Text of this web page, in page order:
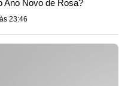
Ano Novo de Rosa?
23:46